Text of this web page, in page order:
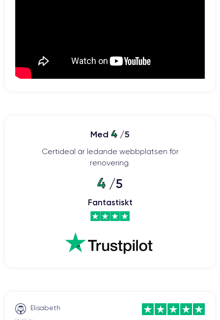
Med 4 /5
Certideal är ledande webbplatsen för
renovering.
4 /5
Fantastiskt
Elisabeth